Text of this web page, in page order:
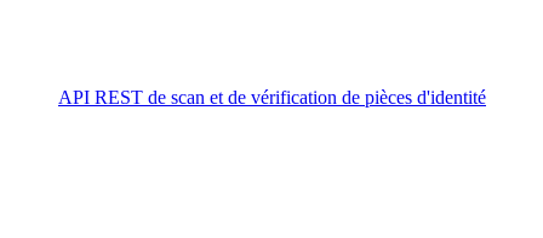
API REST de scan et de vérification de pièces d'identité